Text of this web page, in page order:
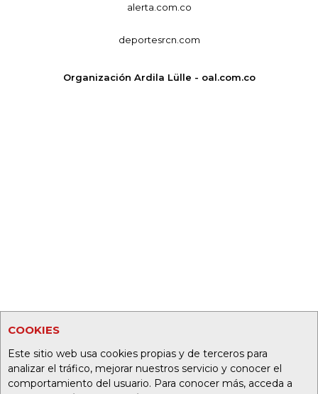
COOKIES
Este sitio web usa cookies propias y de terceros para
analizar el tráfico, mejorar nuestros servicio y conocer el
comportamiento del usuario. Para conocer más, acceda a
alerta.com.co
deportesrcn.com
Organización Ardila Lülle - oal.com.co